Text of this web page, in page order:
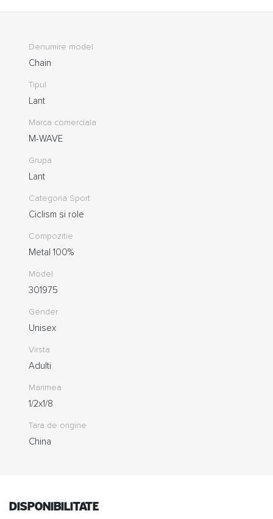
Denumire model
Chain
Tipul
Lant
Marca comerciala
M-WAVE
Grupa
Lant
Categoria Sport
Ciclism si role
Compozitie
Metal 100%
Model
301975
Gender
Unisex
Virsta
Adulti
Marimea
1/2x1/8
Tara de origine
China
Disponibilitate